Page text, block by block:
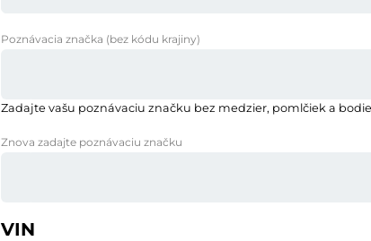
Poznávacia značka (bez kódu krajiny)
Zadajte vašu poznávaciu značku bez medzier, pomlčiek a
Znova zadajte poznávaciu značku
VIN